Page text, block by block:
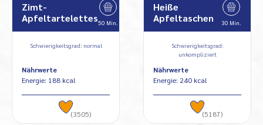
Zimt-
Apfeltartelettes50 Min.
Schwierigkeitsgrad: normal
Nährwerte
Energie: 188 kcal
(3505)
Heiße
Apfeltaschen
30 Min.
Schwierigkeitsgrad:
unkompliziert
Nährwerte
Energie: 240 kcal
(5187)